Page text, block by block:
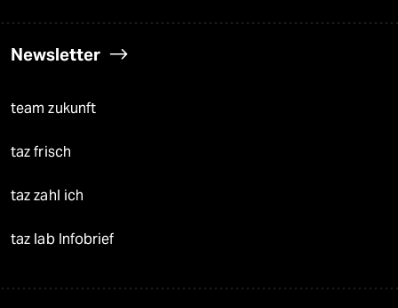
Newsletter
team zukunft
taz frisch
taz zahl ich
taz lab Infobrief